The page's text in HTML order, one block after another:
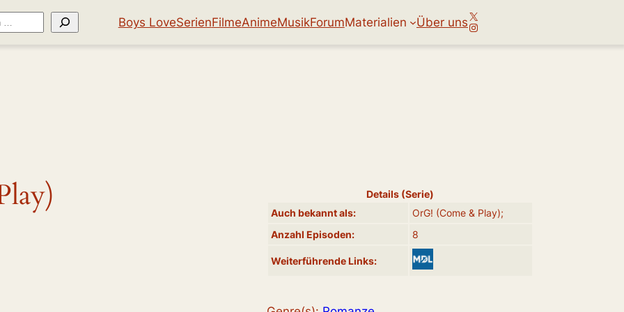
Boys LoveSerienFilmeAnimeMusikForumMaterialien Über unsX
Instagram
Details (Serie)
Auch bekannt als:
OrG! (Come & Play);
Anzahl Episoden:
8
Weiterführende Links: